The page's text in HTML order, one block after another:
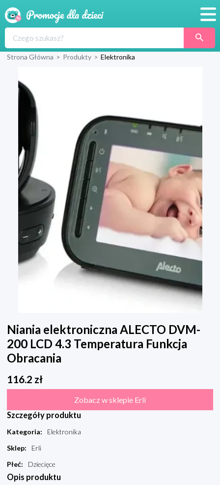
Produkty
Wyprawka
Strona Główna > Produkty > Elektronika
Niania elektroniczna ALECTO DVM-
200 LCD 4.3 Temperatura Funkcja
Obracania
116.2 zł
Zobacz w sklepie Erli
Szczegóły produktu
Kategoria:
Elektronika
Sklep:
Erli
Płeć: Dziecięce
Opis produktu